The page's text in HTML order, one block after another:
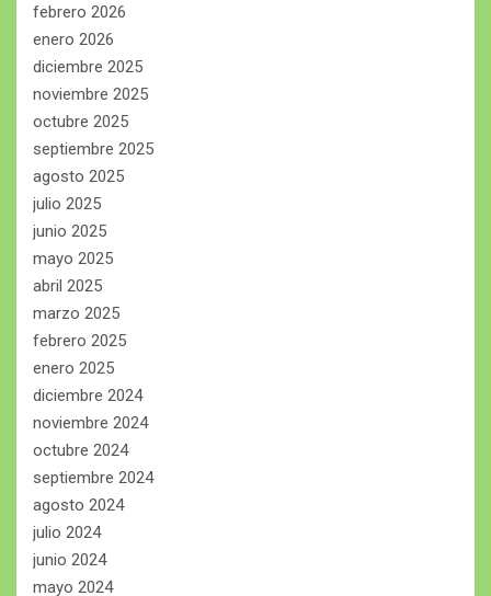
febrero 2026
enero 2026
diciembre 2025
noviembre 2025
octubre 2025
septiembre 2025
agosto 2025
julio 2025
junio 2025
mayo 2025
abril 2025
marzo 2025
febrero 2025
enero 2025
diciembre 2024
noviembre 2024
octubre 2024
septiembre 2024
agosto 2024
julio 2024
junio 2024
mayo 2024